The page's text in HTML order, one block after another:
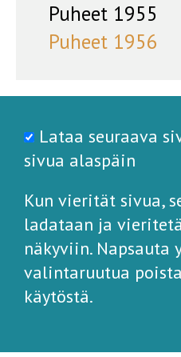
Puheet 1955
Puheet 1956
Lataa seuraava
sivua alaspäin
Kun vierität sivua,
ladataan ja
näkyviin. Napsauta
valintaruutua
käytöstä.